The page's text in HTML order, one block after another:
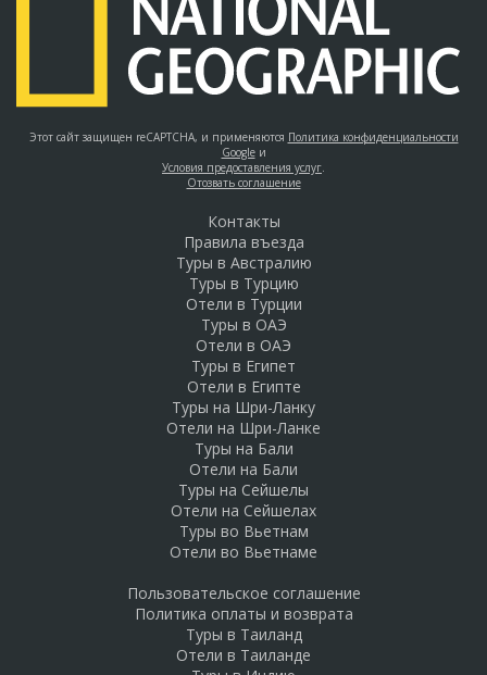
Этот сайт защищен reCAPTCHA, и применяются Политика конфиденциальности
Googleи
Условия предоставления услуг.
Отозвать соглашение
Контакты
Правила въезда
Туры в Австралию
Туры в Турцию
Отели в Турции
Туры в ОАЭ
Отели в ОАЭ
Туры в Египет
Отели в Египте
Туры на Шри-Ланку
Отели на Шри-Ланке
Туры на Бали
Отели на Бали
Туры на Сейшелы
Отели на Сейшелах
Туры во Вьетнам
Отели во Вьетнаме
Пользовательское соглашение
Политика оплаты и возврата
Туры в Таиланд
Отели в Таиланде